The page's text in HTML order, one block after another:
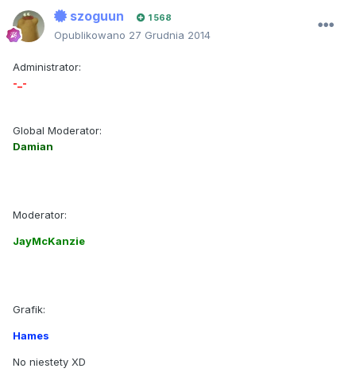
szoguun 1 568
Opublikowano 27 Grudnia 2014
Administrator:
-_-
Global Moderator:
Damian
Moderator:
JayMcKanzie
Grafik:
Hames
No niestety XD